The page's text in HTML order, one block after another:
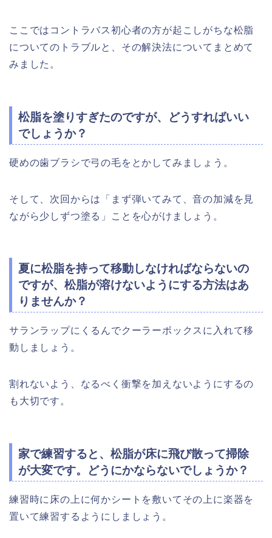
ここではコントラバス初心者の方が起こしがちな松脂
についてのトラブルと、その解決法についてまとめて
みました。
松脂を塗りすぎたのですが、どうすればいい
でしょうか？
硬めの歯ブラシで弓の毛をとかしてみましょう。
そして、次回からは「まず弾いてみて、音の加減を見
ながら少しずつ塗る」ことを心がけましょう。
夏に松脂を持って移動しなければならないの
ですが、松脂が溶けないようにする方法はあ
りませんか？
サランラップにくるんでクーラーボックスに入れて移
動しましょう。
割れないよう、なるべく衝撃を加えないようにするの
も大切です。
家で練習すると、松脂が床に飛び散って掃除
が大変です。どうにかならないでしょうか？
練習時に床の上に何かシートを敷いてその上に楽器を
置いて練習するようにしましょう。